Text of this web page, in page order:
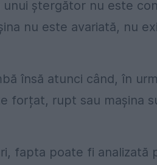
unui ștergător nu este
nu este avariată, nu
însă atunci când, în
forțat, rupt sau mașina
fapta poate fi analizată